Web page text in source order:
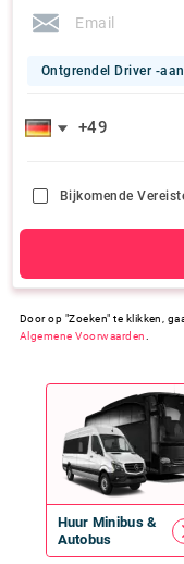
Ontgrendel Driver -
Bijkomende
Door op "Zoeken" te klikken,
Algemene Voorwaarden
Huur Minibus&
Autobus